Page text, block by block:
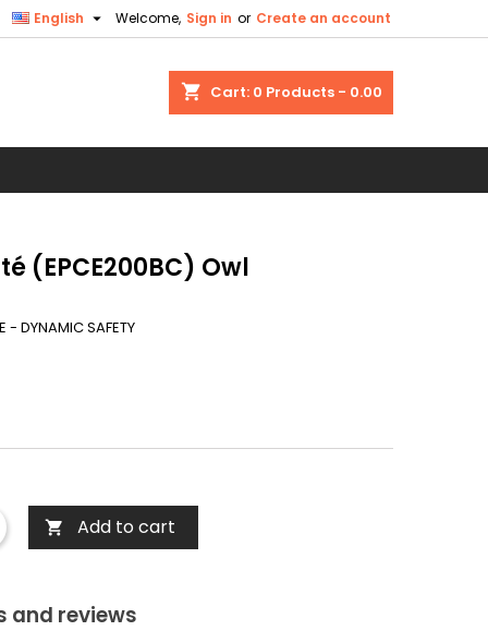
Welcome, Sign in or Create an account
English 
shopping_cart Cart: 0 Products - 0.00
(EPCE200BC) Owl
- DYNAMIC SAFETY
 Add to cart
reviews